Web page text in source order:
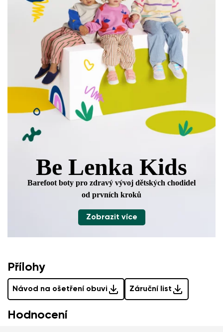
Be Lenka Kids
Barefoot boty pro zdravý vývoj dětských chodidel
od prvních kroků
Zobrazit více
Přílohy
Návod na ošetření obuvi Záruční list
Hodnocení